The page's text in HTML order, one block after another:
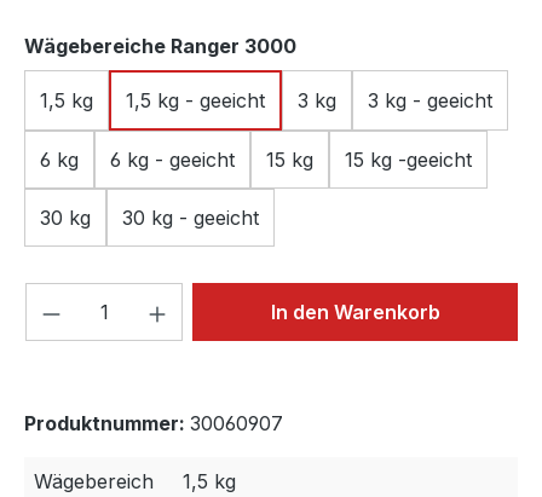
Wägebereiche Ranger 3000auswählen
1,5 kg 1,5 kg - geeicht 3 kg 3 kg - geeicht
6 kg 6 kg - geeicht 15 kg 15 kg -geeicht
30 kg 30 kg - geeicht
Produkt Anzahl: Gib denIn den Warenkorb
Produktnummer: 30060907
Wägebereich 1,5 kg